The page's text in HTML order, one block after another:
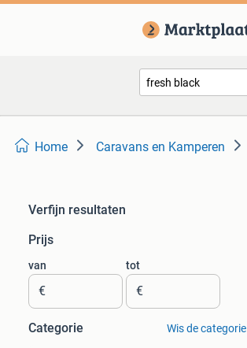
Home Caravans en Kamperen
Verfijn resultaten
Prijs
van
€
tot
€
Categorie Wis de categorie